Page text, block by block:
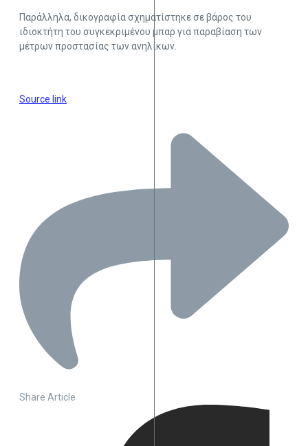
Παράλληλα, δικογραφία σχηματίστηκε σε βάρος του
ιδιοκτήτη του συγκεκριμένου μπαρ για παραβίαση των
μέτρων προστασίας των ανηλίκων.
Source link
Share Article